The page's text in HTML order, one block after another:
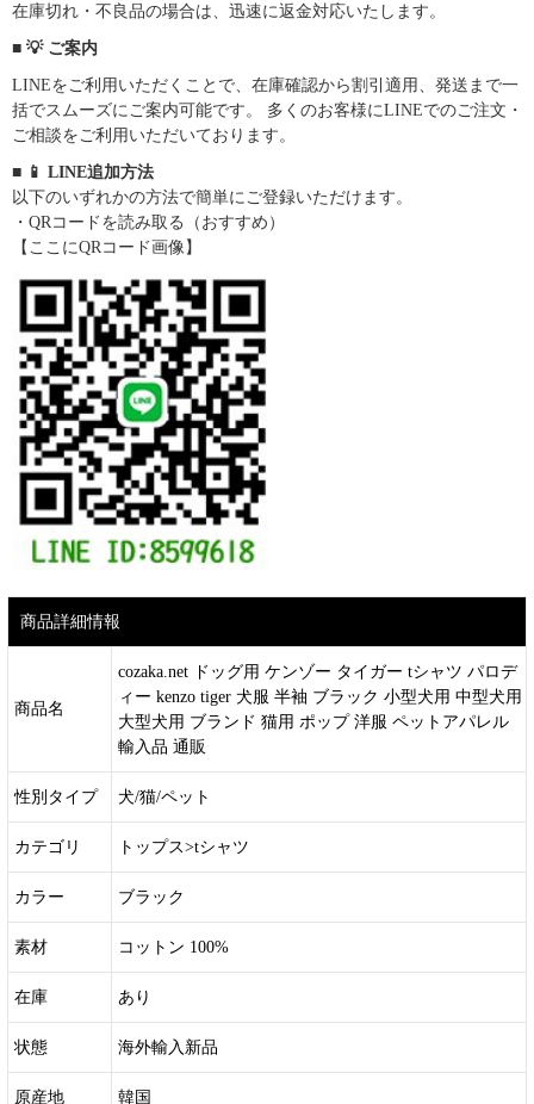
在庫切れ・不良品の場合は、迅速に返金対応いたします。
■ 💡 ご案内
LINEをご利用いただくことで、在庫確認から割引適用、発送まで一
括でスムーズにご案内可能です。 多くのお客様にLINEでのご注文・
ご相談をご利用いただいております。
■ 📱 LINE追加方法
以下のいずれかの方法で簡単にご登録いただけます。
・QRコードを読み取る（おすすめ）
【ここにQRコード画像】
商品詳細情報
商品名
cozaka.net ドッグ用 ケンゾー タイガー tシャツ パロデ
ィー kenzo tiger 犬服 半袖 ブラック 小型犬用 中型犬用
大型犬用 ブランド 猫用 ポップ 洋服 ペットアパレル
輸入品 通販
性別タイプ 犬/猫/ペット
カテゴリ トップス>tシャツ
カラー ブラック
素材 コットン 100%
在庫 あり
状態 海外輸入新品
原産地 韓国